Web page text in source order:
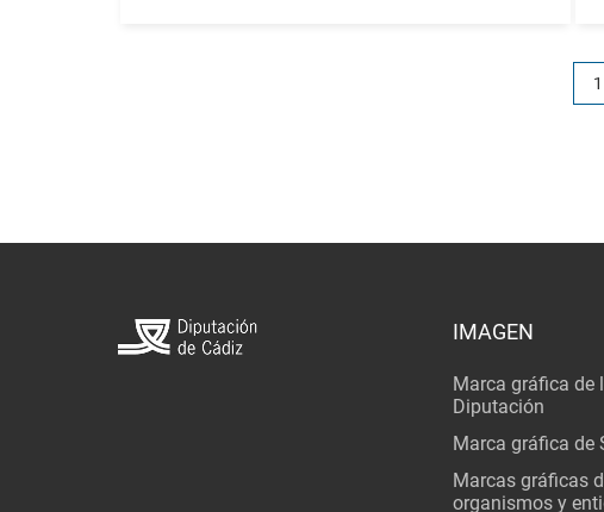
1
IMAGEN
Marca gráfica de
Diputación
Marca gráfica de
Marcas gráficas
organismos y